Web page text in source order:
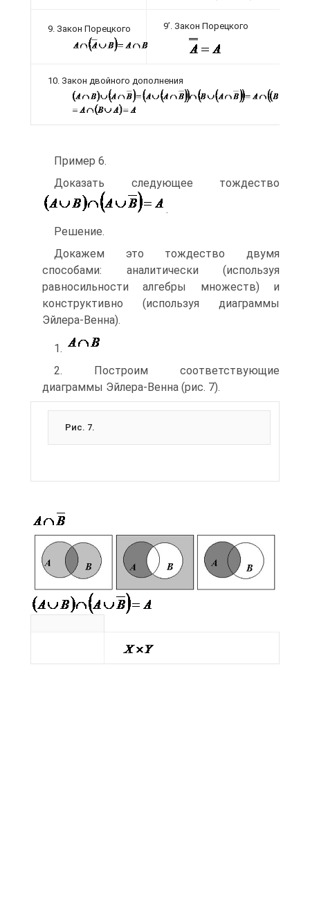
9. Закон Порецкого 9’. Закон Порецкого
10. Закон двойного дополнения
Пример 6.
Доказать следующее тождество
.
Решение.
Докажем это тождество двумя
способами: аналитически (используя
равносильности алгебры множеств) и
конструктивно (используя диаграммы
Эйлера-Венна).
1.
2. Построим соответствующие
диаграммы Эйлера-Венна (рис. 7).
Рис. 7.